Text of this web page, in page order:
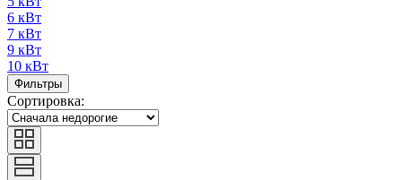
6 кВт
7 кВт
9 кВт
10 кВт
Фильтры
Сортировка: